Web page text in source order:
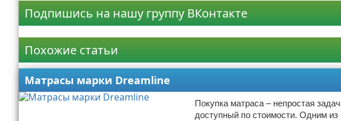
Подпишись на нашу группу ВКонтакте
Похожие статьи
Матрасы марки Dreamline
Покупка матраса – непростая
доступный по стоимости. Одним из